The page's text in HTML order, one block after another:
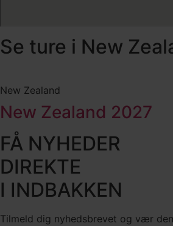
Se ture i New
New Zealand
New Zealand 2027
FÅ NYHEDER
DIREKTE
I INDBAKKEN
Tilmeld dig nyhedsbrevet og vær den